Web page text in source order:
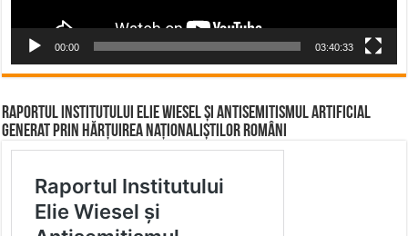
00:00 03:40:33
Raportul Institutului Elie Wiesel și Antisemitismul Artificial
Generat prin Hărțuirea Naționaliștilor Români